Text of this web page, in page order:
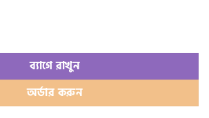
Meat Masala quantity
ব্যাগে রাখুন
অর্ডার করুন